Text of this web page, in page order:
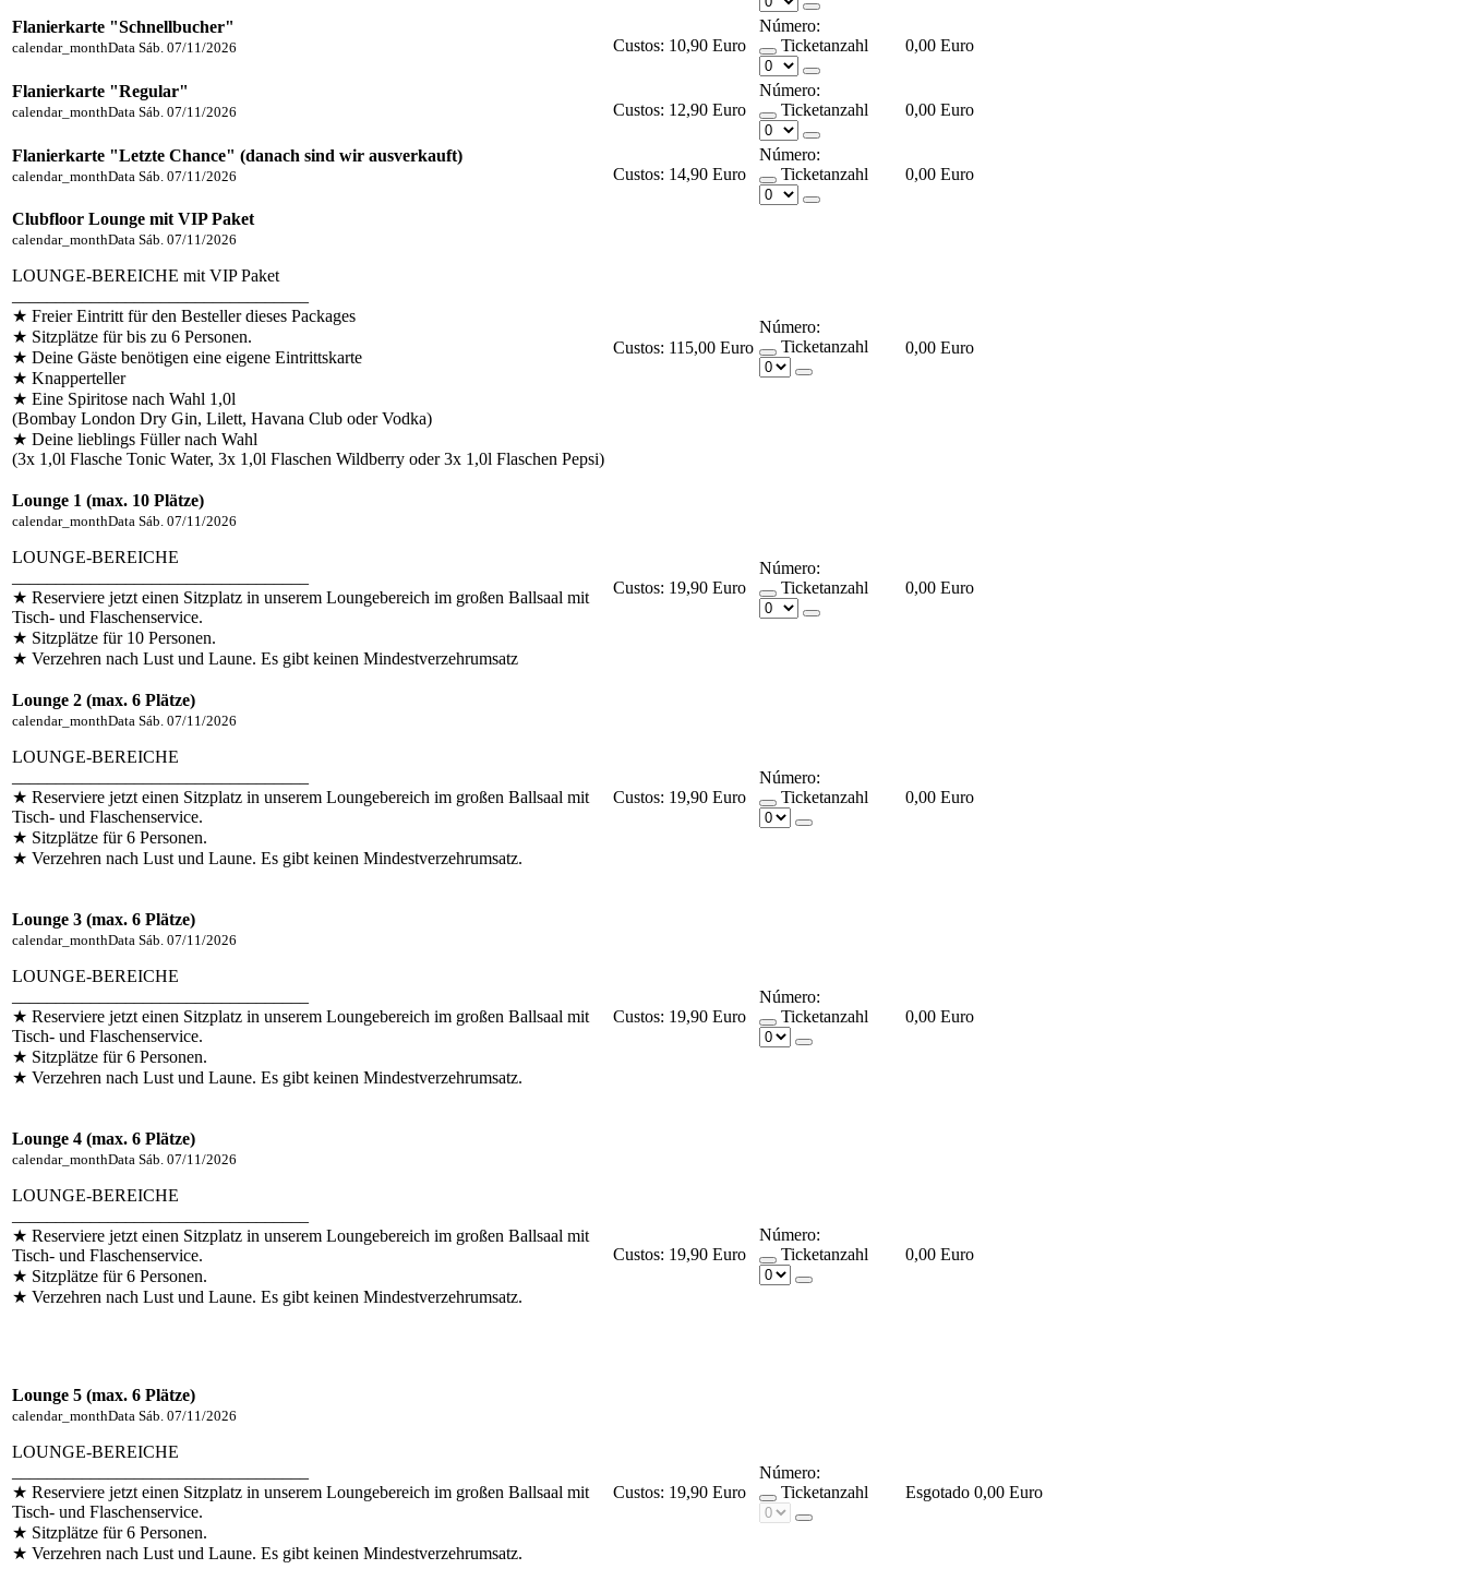
Flanierkarte "Schnellbucher"
calendar_monthData Sáb. 07/11/2026 Custos: 10,90 Euro
Número:
Ticketanzahl
0,00 Euro
Flanierkarte "Regular"
calendar_monthData Sáb. 07/11/2026 Custos: 12,90 Euro
Número:
Ticketanzahl
0,00 Euro
Flanierkarte "Letzte Chance" (danach sind wir ausverkauft)
calendar_monthData Sáb. 07/11/2026 Custos: 14,90 Euro
Número:
Ticketanzahl
0,00 Euro
Clubfloor Lounge mit VIP Paket
calendar_monthData Sáb. 07/11/2026
LOUNGE-BEREICHE mit VIP Paket
★ Freier Eintritt für den Besteller dieses Packages
★ Sitzplätze für bis zu 6 Personen.
★ Deine Gäste benötigen eine eigene Eintrittskarte
★ Knapperteller
★ Eine Spiritose nach Wahl 1,0l
(Bombay London Dry Gin, Lilett, Havana Club oder Vodka)
★ Deine lieblings Füller nach Wahl
(3x 1,0l Flasche Tonic Water, 3x 1,0l Flaschen Wildberry oder 3x 1,0l Flaschen Pepsi)
Custos: 115,00 Euro
Número:
Ticketanzahl
0,00 Euro
Lounge 1 (max. 10 Plätze)
calendar_monthData Sáb. 07/11/2026
LOUNGE-BEREICHE
★ Reserviere jetzt einen Sitzplatz in unserem Loungebereich im großen Ballsaal mit
Tisch- und Flaschenservice.
★ Sitzplätze für 10 Personen.
★ Verzehren nach Lust und Laune. Es gibt keinen Mindestverzehrumsatz
Custos: 19,90 Euro
Número:
Ticketanzahl
0,00 Euro
Lounge 2 (max. 6 Plätze)
calendar_monthData Sáb. 07/11/2026
LOUNGE-BEREICHE
★ Reserviere jetzt einen Sitzplatz in unserem Loungebereich im großen Ballsaal mit
Tisch- und Flaschenservice.
★ Sitzplätze für 6 Personen.
★ Verzehren nach Lust und Laune. Es gibt keinen Mindestverzehrumsatz.
Custos: 19,90 Euro
Número:
Ticketanzahl
0,00 Euro
Lounge 3 (max. 6 Plätze)
calendar_monthData Sáb. 07/11/2026
LOUNGE-BEREICHE
★ Reserviere jetzt einen Sitzplatz in unserem Loungebereich im großen Ballsaal mit
Tisch- und Flaschenservice.
★ Sitzplätze für 6 Personen.
★ Verzehren nach Lust und Laune. Es gibt keinen Mindestverzehrumsatz.
Custos: 19,90 Euro
Número:
Ticketanzahl
0,00 Euro
Lounge 4 (max. 6 Plätze)
calendar_monthData Sáb. 07/11/2026
LOUNGE-BEREICHE
★ Reserviere jetzt einen Sitzplatz in unserem Loungebereich im großen Ballsaal mit
Tisch- und Flaschenservice.
★ Sitzplätze für 6 Personen.
★ Verzehren nach Lust und Laune. Es gibt keinen Mindestverzehrumsatz.
Custos: 19,90 Euro
Número:
Ticketanzahl
0,00 Euro
Lounge 5 (max. 6 Plätze)
calendar_monthData Sáb. 07/11/2026
LOUNGE-BEREICHE
★ Reserviere jetzt einen Sitzplatz in unserem Loungebereich im großen Ballsaal mit
Tisch- und Flaschenservice.
★ Sitzplätze für 6 Personen.
★ Verzehren nach Lust und Laune. Es gibt keinen Mindestverzehrumsatz.
Custos: 19,90 Euro
Número:
Ticketanzahl
Esgotado 0,00 Euro